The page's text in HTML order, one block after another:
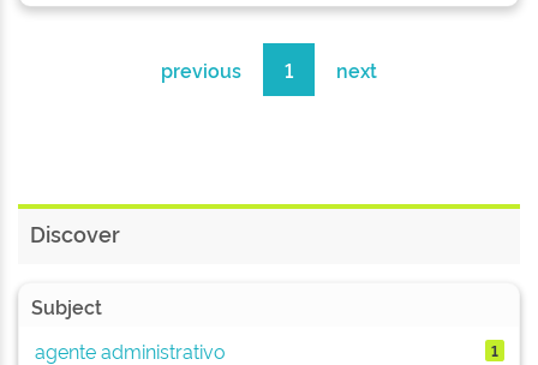
previous 1 next
Discover
Subject
agente administrativo
1